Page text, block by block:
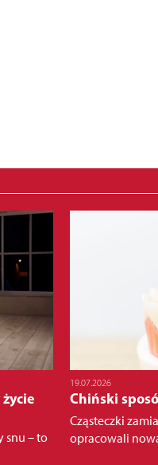
snu – to
19.07.2026
Chiński
Cząsteczki
opracowali